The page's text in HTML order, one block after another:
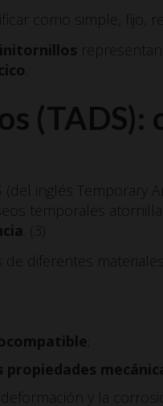
como simple, fijo,
(TADS):
(del inglés Temporary
temporales
. (3)
diferentes
propiedades
y la